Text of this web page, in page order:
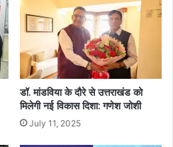
डॉ. मांडविया के दौरे से उत्तराखंड को
मिलेगी नई विकास दिशा: गणेश जोशी
July 11, 2025